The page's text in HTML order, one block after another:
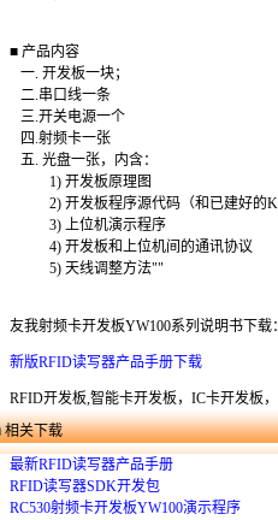
■ 产品内容
一. 开发板一块；
二.串口线一条
三.开关电源一个
四.射频卡一张
五. 光盘一张，内含：
1) 开发板原理图
2) 开发板程序源代码（和已建好的
3) 上位机演示程序
4) 开发板和上位机间的通讯协议
5) 天线调整方法""
友我射频卡开发板YW100系列说明书下载
新版RFID读写器产品手册下载
RFID开发板,智能卡开发板，IC卡开发板
相关下载
最新RFID读写器产品手册
RFID读写器SDK开发包
RC530射频卡开发板YW100演示程序